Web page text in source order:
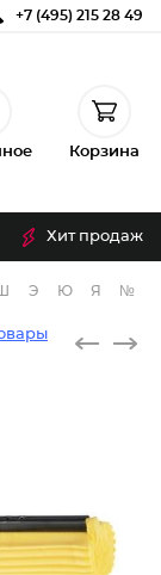
+7 (495) 215 28 49
Корзина
Хит продаж
Э Ю Я №